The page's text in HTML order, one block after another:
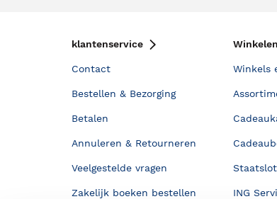
klantenservice
Contact
Bestellen & Bezorging
Betalen
Annuleren & Retourneren
Veelgestelde vragen
Zakelijk boeken bestellen
Winkels
ING